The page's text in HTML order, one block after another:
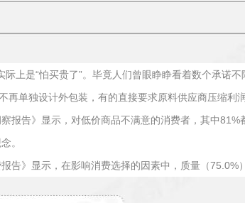
上是“怕买贵了”。毕竟人们曾眼睁睁看着数个承诺不
再单独设计外包装，有的直接要求原料供应商压缩
报告》显示，对低价商品不满意的消费者，其中81%
。
告》显示，在影响消费选择的因素中，质量（